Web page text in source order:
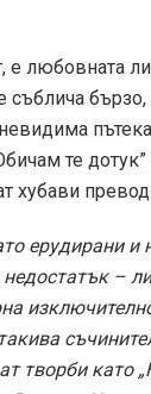
любовната
съблича
те
хубави
ерудирани
–
творби като